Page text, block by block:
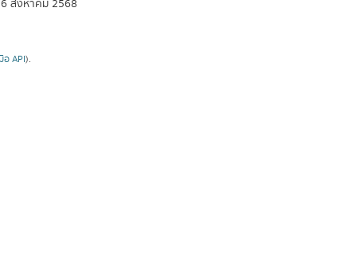
สิงหาคม 2568
อ API).